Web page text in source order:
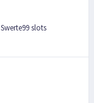
Swerte99 slots